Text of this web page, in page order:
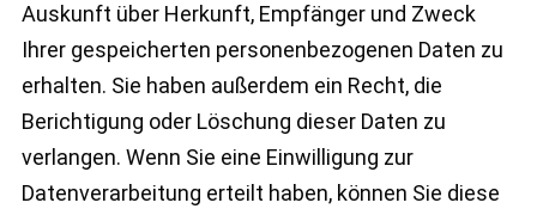
Auskunft über Herkunft, Empfänger und Zweck
Ihrer gespeicherten personenbezogenen Daten zu
erhalten. Sie haben außerdem ein Recht, die
Berichtigung oder Löschung dieser Daten zu
verlangen. Wenn Sie eine Einwilligung zur
Datenverarbeitung erteilt haben, können Sie diese